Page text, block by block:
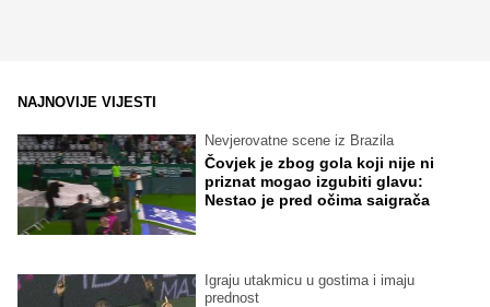
NAJNOVIJE VIJESTI
Nevjerovatne scene iz Brazila
Čovjek je zbog gola koji nije ni
priznat mogao izgubiti glavu:
Nestao je pred očima saigrača
Igraju utakmicu u gostima i imaju
prednost